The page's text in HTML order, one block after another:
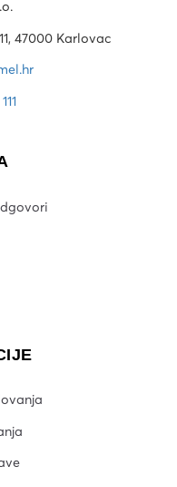
47000 Karlovac